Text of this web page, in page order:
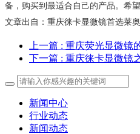
备，购买到最适合自己的产品。希
文章出自： 重庆徕卡显微镜首选莱
上一篇 : 重庆荧光显微镜
下一篇 : 重庆徕卡显微镜
新闻中心
行业动态
新闻动态